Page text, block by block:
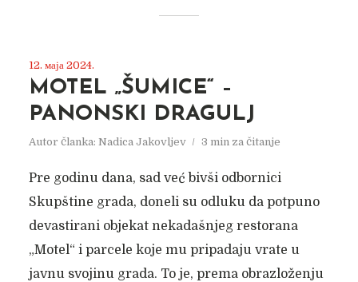
12. маја 2024.
MOTEL „ŠUMICE“ –
PANONSKI DRAGULJ
Autor članka: Nadica Jakovljev 3 min za čitanje
Pre godinu dana, sad već bivši odbornici
Skupštine grada, doneli su odluku da potpuno
devastirani objekat nekadašnjeg restorana
„Motel“ i parcele koje mu pripadaju vrate u
javnu svojinu grada. To je, prema obrazloženju